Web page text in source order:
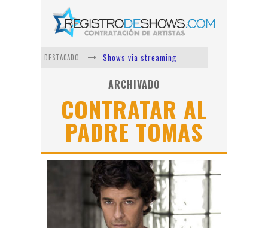
DESTACADO
Shows via streaming
Lit Killah
Nicki Nicole
Duki
Vi Em
Los Ángeles Azules
ARCHIVADO
CONTRATAR AL
PADRE TOMAS